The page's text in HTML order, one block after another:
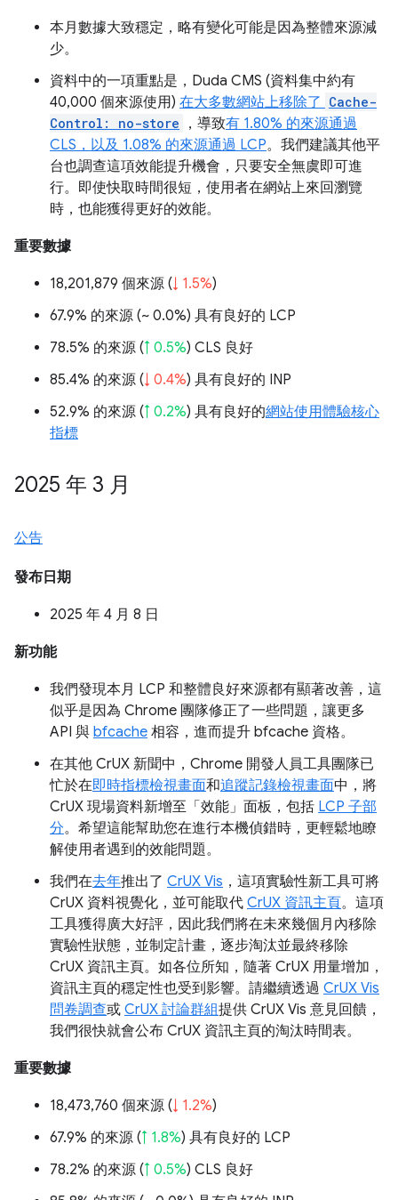
本月數據大致穩定，略有變化可能是因為整體來源減
少。
資料中的一項重點是，Duda CMS (資料集中約有
40,000 個來源使用) 在大多數網站上移除了 Cache-
Control: no-store
，導致有 1.80% 的來源通過
CLS，以及 1.08% 的來源通過 LCP。我們建議其他平
台也調查這項效能提升機會，只要安全無虞即可進
行。即使快取時間很短，使用者在網站上來回瀏覽
時，也能獲得更好的效能。
重要數據
18,201,879 個來源 (↓ 1.5%)
67.9% 的來源 (~ 0.0%) 具有良好的 LCP
78.5% 的來源 (↑ 0.5%) CLS 良好
85.4% 的來源 (↓ 0.4%) 具有良好的 INP
52.9% 的來源 (↑ 0.2%) 具有良好的網站使用體驗核心
指標
2025 年 3 月
公告
發布日期
2025 年 4 月 8 日
新功能
我們發現本月 LCP 和整體良好來源都有顯著改善，這
似乎是因為 Chrome 團隊修正了一些問題，讓更多
API 與 bfcache 相容，進而提升 bfcache 資格。
在其他 CrUX 新聞中，Chrome 開發人員工具團隊已
忙於在即時指標檢視畫面和追蹤記錄檢視畫面中，將
CrUX 現場資料新增至「效能」面板，包括 LCP 子部
分。希望這能幫助您在進行本機偵錯時，更輕鬆地瞭
解使用者遇到的效能問題。
我們在去年推出了 CrUX Vis ，這項實驗性新工具可將
CrUX 資料視覺化，並可能取代 CrUX 資訊主頁。這項
工具獲得廣大好評，因此我們將在未來幾個月內移除
實驗性狀態，並制定計畫，逐步淘汰並最終移除
CrUX 資訊主頁。如各位所知，隨著 CrUX 用量增加，
資訊主頁的穩定性也受到影響。請繼續透過 CrUX Vis
問卷調查或 CrUX 討論群組提供 CrUX Vis 意見回饋，
我們很快就會公布 CrUX 資訊主頁的淘汰時間表。
重要數據
18,473,760 個來源 (↓ 1.2%)
67.9% 的來源 (↑ 1.8%) 具有良好的 LCP
78.2% 的來源 (↑ 0.5%) CLS 良好